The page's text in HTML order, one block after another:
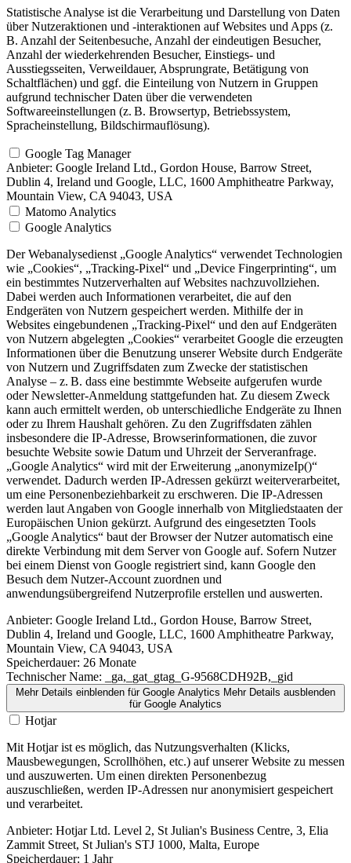
Statistische Analyse ist die Verarbeitung und Darstellung von Daten
über Nutzeraktionen und -interaktionen auf Websites und Apps (z.
B. Anzahl der Seitenbesuche, Anzahl der eindeutigen Besucher,
Anzahl der wiederkehrenden Besucher, Einstiegs- und
Ausstiegsseiten, Verweildauer, Absprungrate, Betätigung von
Schaltflächen) und ggf. die Einteilung von Nutzern in Gruppen
aufgrund technischer Daten über die verwendeten
Softwareeinstellungen (z. B. Browsertyp, Betriebssystem,
Spracheinstellung, Bildschirmauflösung).
Google Tag Manager
Anbieter: Google Ireland Ltd., Gordon House, Barrow Street,
Dublin 4, Ireland und Google, LLC, 1600 Amphitheatre Parkway,
Mountain View, CA 94043, USA
Matomo Analytics
Google Analytics
Der Webanalysedienst „Google Analytics“ verwendet Technologien
wie „Cookies“, „Tracking-Pixel“ und „Device Fingerprinting“, um
ein bestimmtes Nutzerverhalten auf Websites nachzuvollziehen.
Dabei werden auch Informationen verarbeitet, die auf den
Endgeräten von Nutzern gespeichert werden. Mithilfe der in
Websites eingebundenen „Tracking-Pixel“ und den auf Endgeräten
von Nutzern abgelegten „Cookies“ verarbeitet Google die erzeugten
Informationen über die Benutzung unserer Website durch Endgeräte
von Nutzern und Zugriffsdaten zum Zwecke der statistischen
Analyse – z. B. dass eine bestimmte Webseite aufgerufen wurde
oder Newsletter-Anmeldung stattgefunden hat. Zu diesem Zweck
kann auch ermittelt werden, ob unterschiedliche Endgeräte zu Ihnen
oder zu Ihrem Haushalt gehören. Zu den Zugriffsdaten zählen
insbesondere die IP-Adresse, Browserinformationen, die zuvor
besuchte Website sowie Datum und Uhrzeit der Serveranfrage.
„Google Analytics“ wird mit der Erweiterung „anonymizeIp()“
verwendet. Dadurch werden IP-Adressen gekürzt weiterverarbeitet,
um eine Personenbeziehbarkeit zu erschweren. Die IP-Adressen
werden laut Angaben von Google innerhalb von Mitgliedstaaten der
Europäischen Union gekürzt. Aufgrund des eingesetzten Tools
„Google Analytics“ baut der Browser der Nutzer automatisch eine
direkte Verbindung mit dem Server von Google auf. Sofern Nutzer
bei einem Dienst von Google registriert sind, kann Google den
Besuch dem Nutzer-Account zuordnen und
anwendungsübergreifend Nutzerprofile erstellen und auswerten.
Anbieter: Google Ireland Ltd., Gordon House, Barrow Street,
Dublin 4, Ireland und Google, LLC, 1600 Amphitheatre Parkway,
Mountain View, CA 94043, USA
Speicherdauer: 26 Monate
Technischer Name: _ga,_gat_gtag_G-9568CDH92B,_gid
Mehr Details einblenden für Google Analytics Mehr Details ausblenden
für Google Analytics
Hotjar
Mit Hotjar ist es möglich, das Nutzungsverhalten (Klicks,
Mausbewegungen, Scrollhöhen, etc.) auf unserer Website zu messen
und auszuwerten. Um einen direkten Personenbezug
auszuschließen, werden IP-Adressen nur anonymisiert gespeichert
und verarbeitet.
Anbieter: Hotjar Ltd. Level 2, St Julian's Business Centre, 3, Elia
Zammit Street, St Julian's STJ 1000, Malta, Europe
Speicherdauer: 1 Jahr